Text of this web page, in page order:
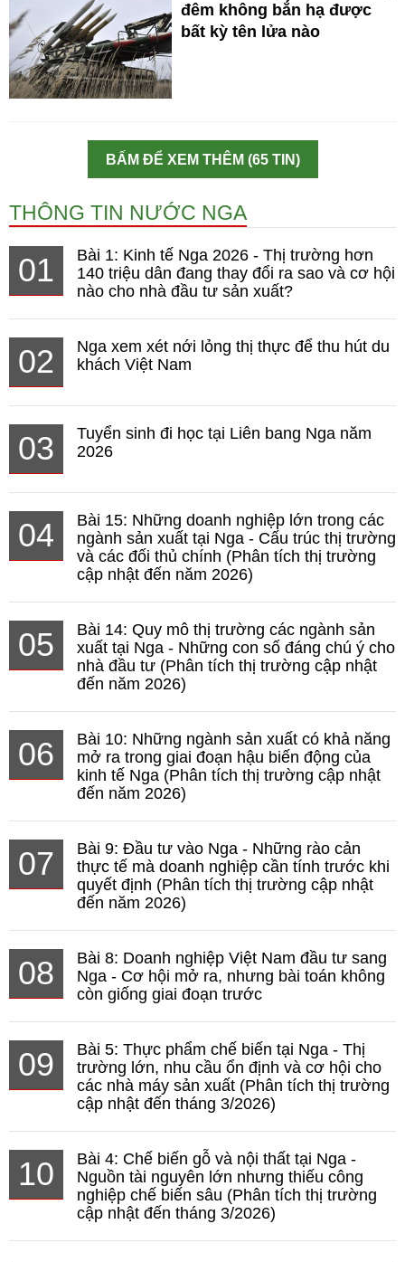
đêm không bắn hạ được
bất kỳ tên lửa nào
BẤM ĐỂ XEM THÊM (65 TIN)
THÔNG TIN NƯỚC NGA
01
Bài 1: Kinh tế Nga 2026 - Thị trường hơn
140 triệu dân đang thay đổi ra sao và cơ hội
nào cho nhà đầu tư sản xuất?
02
Nga xem xét nới lỏng thị thực để thu hút du
khách Việt Nam
03
Tuyển sinh đi học tại Liên bang Nga năm
2026
04
Bài 15: Những doanh nghiệp lớn trong các
ngành sản xuất tại Nga - Cấu trúc thị trường
và các đối thủ chính (Phân tích thị trường
cập nhật đến năm 2026)
05
Bài 14: Quy mô thị trường các ngành sản
xuất tại Nga - Những con số đáng chú ý cho
nhà đầu tư (Phân tích thị trường cập nhật
đến năm 2026)
06
Bài 10: Những ngành sản xuất có khả năng
mở ra trong giai đoạn hậu biến động của
kinh tế Nga (Phân tích thị trường cập nhật
đến năm 2026)
07
Bài 9: Đầu tư vào Nga - Những rào cản
thực tế mà doanh nghiệp cần tính trước khi
quyết định (Phân tích thị trường cập nhật
đến năm 2026)
08
Bài 8: Doanh nghiệp Việt Nam đầu tư sang
Nga - Cơ hội mở ra, nhưng bài toán không
còn giống giai đoạn trước
09
Bài 5: Thực phẩm chế biến tại Nga - Thị
trường lớn, nhu cầu ổn định và cơ hội cho
các nhà máy sản xuất (Phân tích thị trường
cập nhật đến tháng 3/2026)
10
Bài 4: Chế biến gỗ và nội thất tại Nga -
Nguồn tài nguyên lớn nhưng thiếu công
nghiệp chế biến sâu (Phân tích thị trường
cập nhật đến tháng 3/2026)